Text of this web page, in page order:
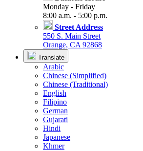
Monday - Friday
8:00 a.m. - 5:00 p.m.
Street Address
550 S. Main Street
Orange, CA 92868
Translate
Arabic
Chinese (Simplified)
Chinese (Traditional)
English
Filipino
German
Gujarati
Hindi
Japanese
Khmer